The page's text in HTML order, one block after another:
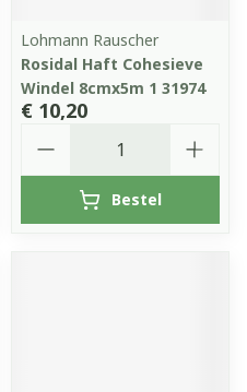
Lohmann Rauscher
Rosidal Haft Cohesieve
Windel 8cmx5m 1 31974
€ 10,20
Bestel